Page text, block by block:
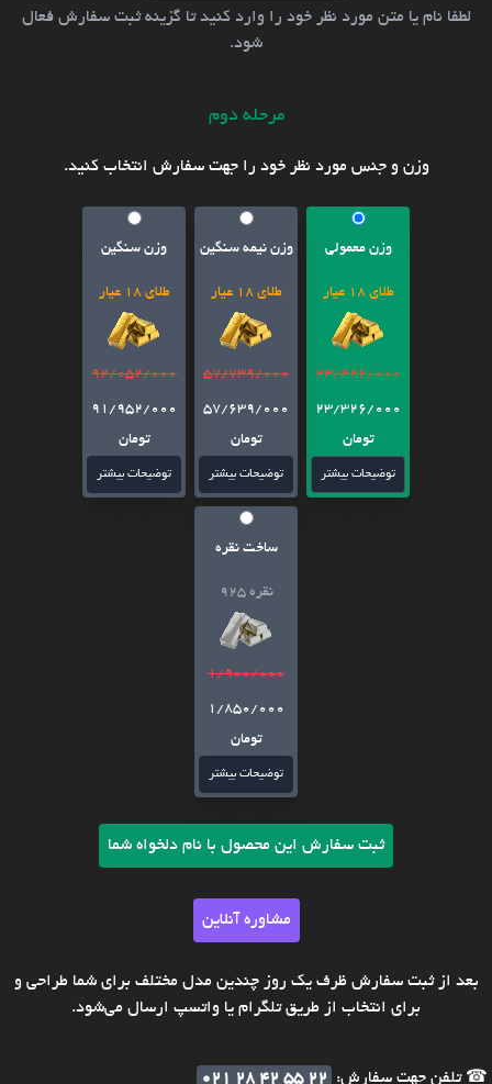
لطفا نام یا متن مورد نظر خود را وارد کنید تا گزینه ثبت سفارش فعال
شود.
مرحله دوم
وزن و جنس مورد نظر خود را جهت سفارش انتخاب کنید.
وزن معمولی
طلای 18 عیار
23/426/000
23/326/000
تومان
توضیحات بیشتر
وزن نیمه سنگین
طلای 18 عیار
57/739/000
57/639/000
تومان
توضیحات بیشتر
وزن سنگین
طلای 18 عیار
92/052/000
91/952/000
تومان
توضیحات بیشتر
ساخت نقره
نقره 925
1/900/000
1/850/000
تومان
توضیحات بیشتر
ثبت سفارش این محصول با نام دلخواه شما
مشاوره آنلاین
بعد از ثبت سفارش ظرف یک روز چندین مدل مختلف برای شما طراحی و
برای انتخاب از طریق تلگرام یا واتسپ ارسال می‌شود.
☎ تلفن جهت سفارش: 021 28 42 55 22